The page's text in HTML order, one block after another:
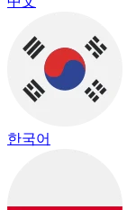
한국어